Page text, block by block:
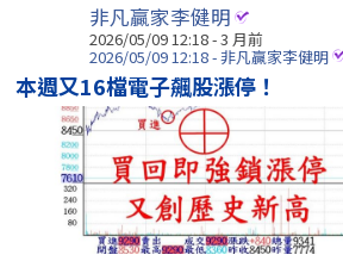
非凡贏家李健明
2026/05/09 12:18 - 3 月前
2026/05/09 12:18 - 非凡贏家李健明
本週又16檔電子飆股漲停！